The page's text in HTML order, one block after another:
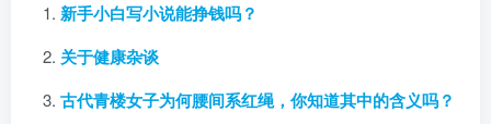
新手小白写小说能挣钱吗？
关于健康杂谈
古代青楼女子为何腰间系红绳，你知道其中的含义吗？